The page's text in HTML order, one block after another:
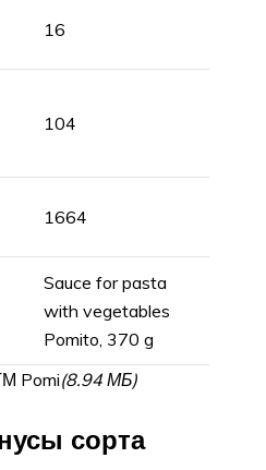
16
104
1664
Sauce for pasta
with vegetables
Pomito, 370 g
Pomi(8.94 МБ)
сорта